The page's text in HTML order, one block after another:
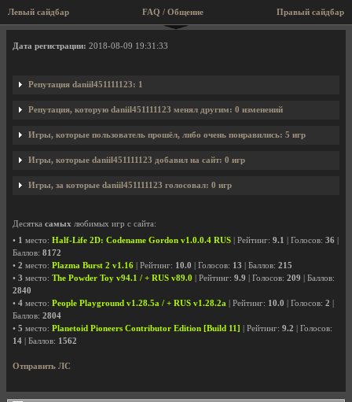
Левый сайдбар Правый сайдбар
FAQ / Общение
Профиль пользователя daniil451111123
Дата регистрации: 2018-08-09 19:31:33
Репутация daniil451111123: 1
Репутация, которую daniil451111123 менял другим: 0 изменений
Игры, которые пользователь прошёл, либо очень понравились: 5 игр
Игры, которые daniil451111123 добавил на сайт: 0 игр
Игры, за которые daniil451111123 голосовал: 0 игр
Десятка самых любимых игр с сайта:
• 1 место: Half-Life 2D: Codename Gordon v1.0.0.4 RUS | Рейтинг: 9.1 | Голосов: 36
Баллов: 8172
• 2 место: Plazma Burst 2 v1.16 | Рейтинг: 10.0 | Голосов: 13 | Баллов: 215
• 3 место: The Powder Toy v94.1 / + RUS v89.0 | Рейтинг: 9.9 | Голосов: 209 | Баллов:
2840
• 4 место: People Playground v1.28.5a / + RUS v1.28.2a | Рейтинг: 10.0 | Голосов: 2
Баллов: 2804
• 5 место: Planetoid Pioneers Contributor Edition [Build 11] | Рейтинг: 9.2 | Голосов:
14 | Баллов: 1562
Отправить ЛС